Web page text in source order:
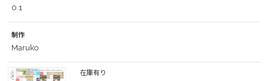
0.1
制作
Maruko
在庫有り